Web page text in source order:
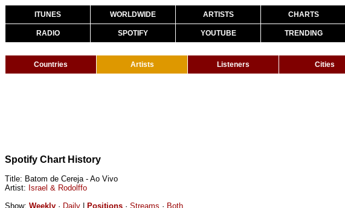
ITUNES WORLDWIDE ARTISTS CHARTS
RADIO SPOTIFY YOUTUBE TRENDING
Countries Artists Listeners Cities
Spotify Chart History
Title: Batom de Cereja - Ao Vivo
Artist: Israel & Rodolffo
Show: Weekly · Daily Positions · Streams · Both